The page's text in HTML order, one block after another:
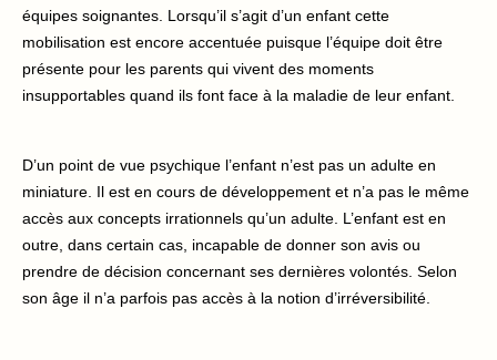
équipes soignantes. Lorsqu’il s’agit d’un enfant cette
mobilisation est encore accentuée puisque l’équipe doit être
présente pour les parents qui vivent des moments
insupportables quand ils font face à la maladie de leur enfant.
D’un point de vue psychique l’enfant n’est pas un adulte en
miniature. Il est en cours de développement et n’a pas le même
accès aux concepts irrationnels qu’un adulte. L’enfant est en
outre, dans certain cas, incapable de donner son avis ou
prendre de décision concernant ses dernières volontés. Selon
son âge il n’a parfois pas accès à la notion d’irréversibilité.